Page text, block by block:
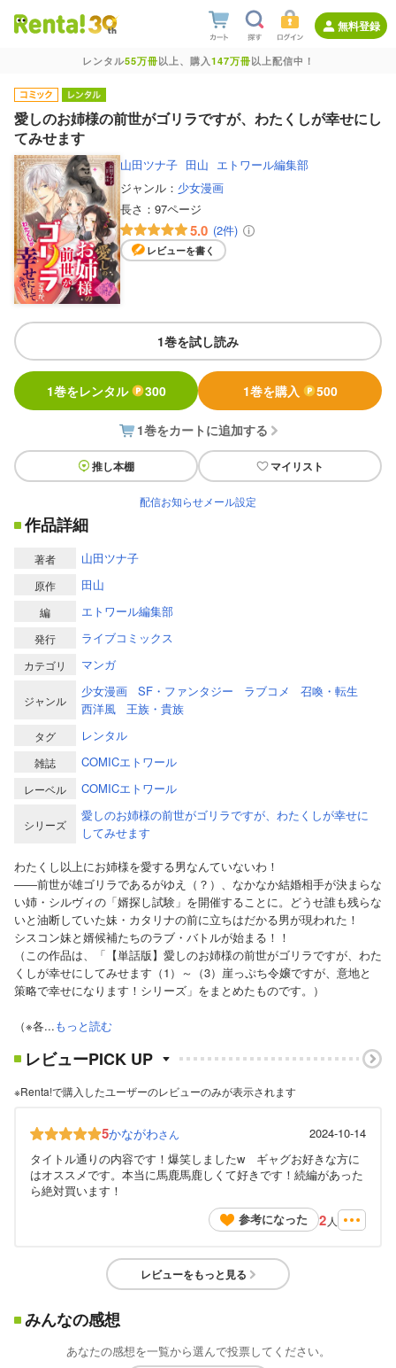
無料登録
レンタル55万冊以上、購入147万冊以上配信中！
愛しのお姉様の前世がゴリラですが、わたくしが幸せにし
てみせます
山田ツナ子 田山 エトワール編集部
ジャンル： 少女漫画
長さ： 97ページ
5.0 (2件)
レビューを書く
1巻を試し読み
1巻をレンタル 300 1巻を購入 500
1巻をカートに追加する
推し本棚 マイリスト
配信お知らせメール設定
作品詳細
著者 山田ツナ子
原作 田山
編 エトワール編集部
発行 ライブコミックス
カテゴリ マンガ
ジャンル
少女漫画 SF・ファンタジー ラブコメ
召喚・転生
西洋風
王族・貴族
タグ レンタル
雑誌 COMICエトワール
レーベル COMICエトワール
シリーズ
愛しのお姉様の前世がゴリラですが、わたくしが幸せに
してみせます
わたくし以上にお姉様を愛する男なんていないわ！
――前世が雄ゴリラであるがゆえ（？）、なかなか結婚相手が決まらな
い姉・シルヴィの「婿探し試験」を開催することに。どうせ誰も残らな
いと油断していた妹・カタリナの前に立ちはだかる男が現われた！
シスコン妹と婿候補たちのラブ・バトルが始まる！！
（この作品は、「【単話版】愛しのお姉様の前世がゴリラですが、わた
くしが幸せにしてみせます（1）～（3）崖っぷち令嬢ですが、意地と
策略で幸せになります！シリーズ」をまとめたものです。）
（※各...もっと読む
レビューPICK UP
※Renta!で購入したユーザーのレビューのみが表示されます
5かながわさん
2024-10-14
タイトル通りの内容です！爆笑しましたw ギャグお好きな方に
はオススメです。本当に馬鹿馬鹿しくて好きです！続編があった
ら絶対買います！
参考になった
2 人
レビューをもっと見る
みんなの感想
あなたの感想を一覧から選んで投票してください。